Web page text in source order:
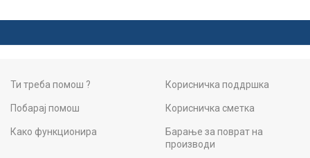
Ти треба помош ?
Побарај помош
Како функционира
Корисничка поддршка
Корисничка сметка
Барање за поврат на
производи